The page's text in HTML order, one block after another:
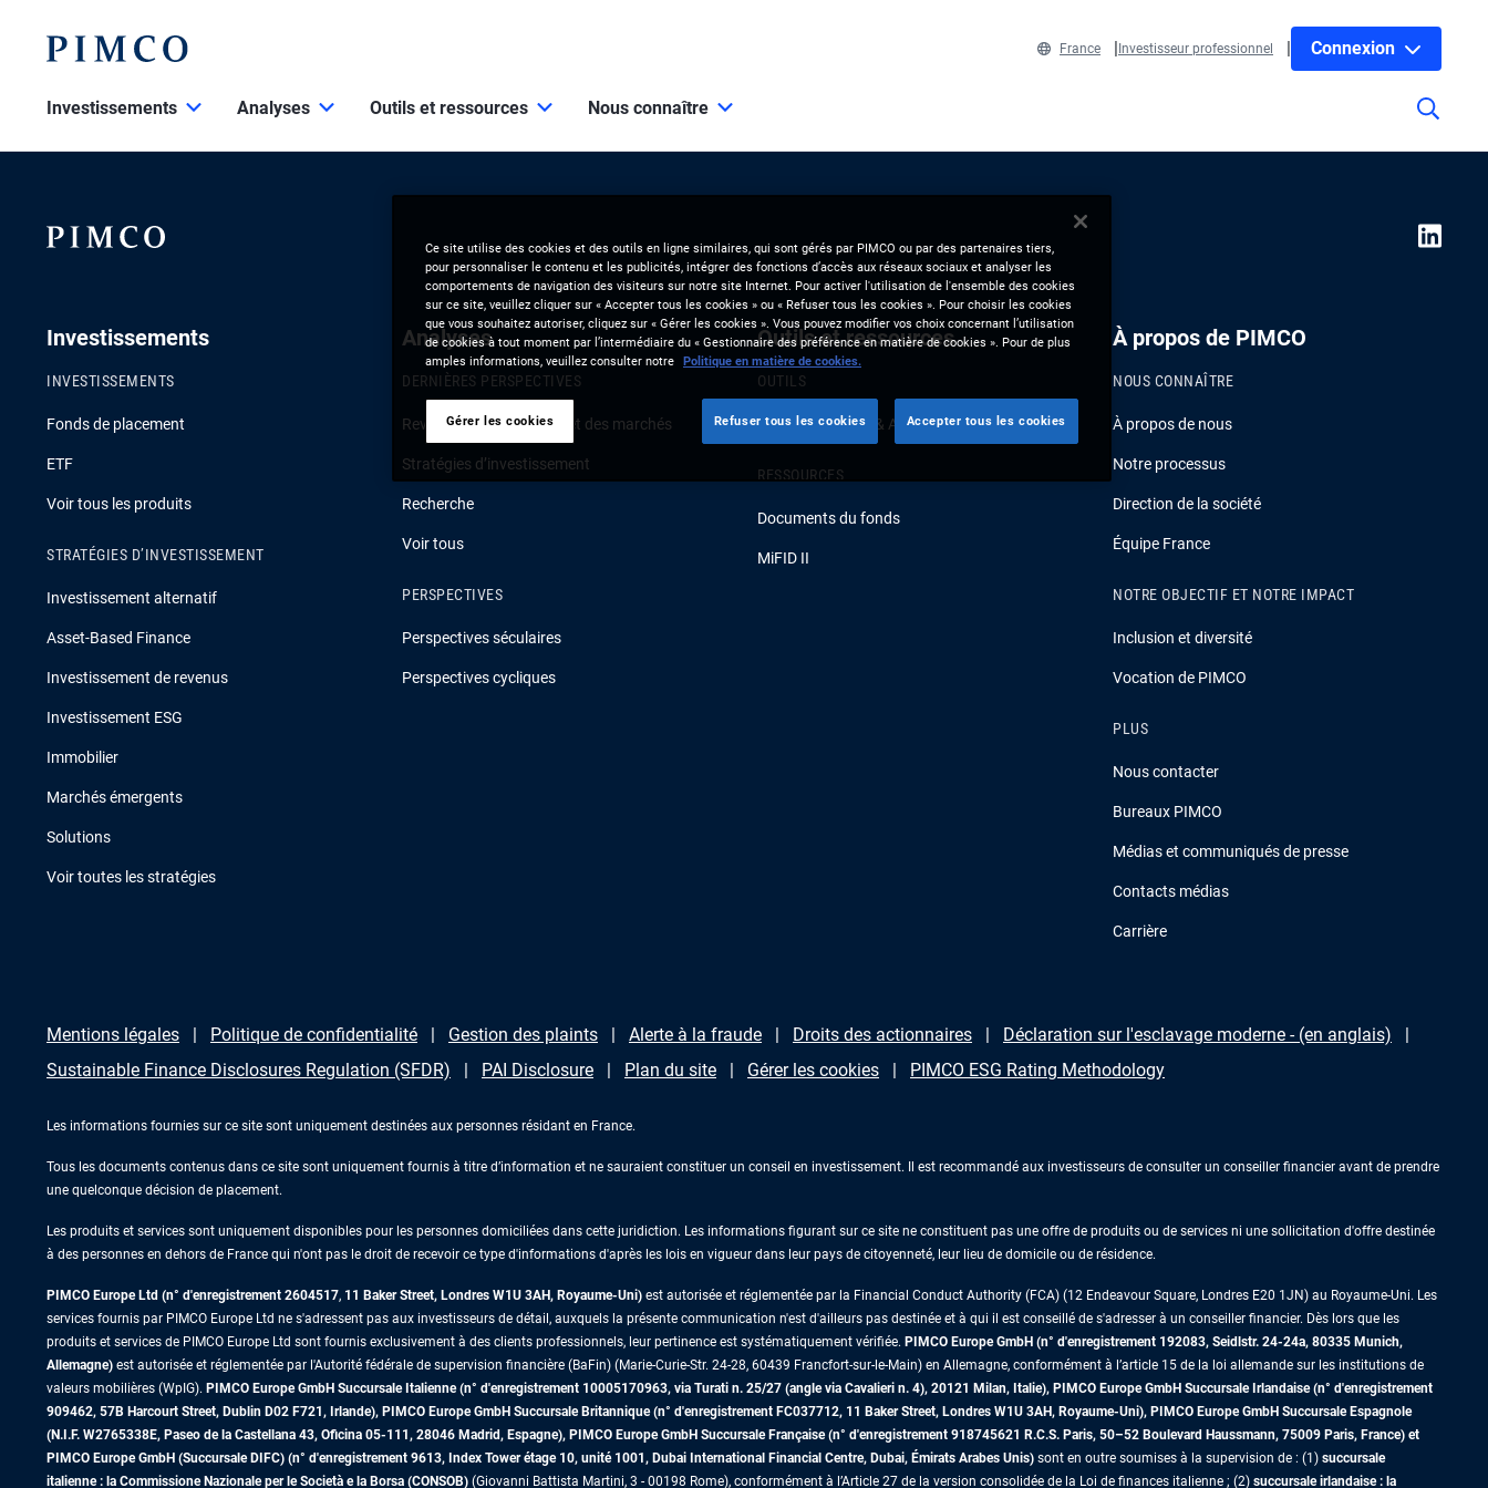
France Investisseur professionnel Connexion
Investissements Analyses Outils et ressources Nous connaître
Investissements
INVESTISSEMENTS
Fonds de placement
ETF
Voir tous les produits
STRATÉGIES D’INVESTISSEMENT
Investissement alternatif
Asset-Based Finance
Investissement de revenus
Investissement ESG
Immobilier
Marchés émergents
Solutions
Voir toutes les stratégies
Analyses
DERNIÈRES PERSPECTIVES
Revue de la conjoncture et des marchés
Stratégies d’investissement
Recherche
Voir tous
PERSPECTIVES
Perspectives séculaires
Perspectives cycliques
Outils et ressources
OUTILS
Clients Solutions & Analytics
RESSOURCES
Documents du fonds
MiFID II
À propos de PIMCO
NOUS CONNAÎTRE
À propos de nous
Notre processus
Direction de la société
Équipe France
NOTRE OBJECTIF ET NOTRE IMPACT
Inclusion et diversité
Vocation de PIMCO
PLUS
Nous contacter
Bureaux PIMCO
Médias et communiqués de presse
Contacts médias
Carrière
Mentions légales Politique de confidentialité Gestion des plaints Alerte à la fraude Droits des actionnaires
Déclaration sur l'esclavage moderne - (en anglais)
Sustainable Finance Disclosures Regulation (SFDR)
PAI Disclosure Plan du site Gérer les cookies PIMCO ESG Rating Methodology
Les informations fournies sur ce site sont uniquement destinées aux personnes résidant en France.
Tous les documents contenus dans ce site sont uniquement fournis à titre d’information et ne sauraient constituer un conseil en investissement. Il est recommandé aux investisseurs de consulter un conseiller financier avant de prendre
une quelconque décision de placement.
Les produits et services sont uniquement disponibles pour les personnes domiciliées dans cette juridiction. Les informations figurant sur ce site ne constituent pas une offre de produits ou de services ni une sollicitation d'offre destinée
à des personnes en dehors de France qui n'ont pas le droit de recevoir ce type d'informations d'après les lois en vigueur dans leur pays de citoyenneté, leur lieu de domicile ou de résidence.
PIMCO Europe Ltd (n° d'enregistrement 2604517, 11 Baker Street, Londres W1U 3AH, Royaume-Uni) est autorisée et réglementée par la Financial Conduct Authority (FCA) (12 Endeavour Square, Londres E20 1JN) au Royaume-Uni. Les
services fournis par PIMCO Europe Ltd ne s'adressent pas aux investisseurs de détail, auxquels la présente communication n'est d'ailleurs pas destinée et à qui il est conseillé de s'adresser à un conseiller financier. Dès lors que les
produits et services de PIMCO Europe Ltd sont fournis exclusivement à des clients professionnels, leur pertinence est systématiquement vérifiée. PIMCO Europe GmbH (n° d'enregistrement 192083, Seidlstr. 24-24a, 80335 Munich,
Allemagne) est autorisée et réglementée par l'Autorité fédérale de supervision financière (BaFin) (Marie-Curie-Str. 24-28, 60439 Francfort-sur-le-Main) en Allemagne, conformément à l’article 15 de la loi allemande sur les institutions de
valeurs mobilières (WpIG). PIMCO Europe GmbH Succursale Italienne (n° d'enregistrement 10005170963, via Turati n. 25/27 (angle via Cavalieri n. 4), 20121 Milan, Italie), PIMCO Europe GmbH Succursale Irlandaise (n° d'enregistrement
909462, 57B Harcourt Street, Dublin D02 F721, Irlande), PIMCO Europe GmbH Succursale Britannique (n° d'enregistrement FC037712, 11 Baker Street, Londres W1U 3AH, Royaume-Uni), PIMCO Europe GmbH Succursale Espagnole
(N.I.F. W2765338E, Paseo de la Castellana 43, Oficina 05-111, 28046 Madrid, Espagne), PIMCO Europe GmbH Succursale Française (n° d'enregistrement 918745621 R.C.S. Paris, 50–52 Boulevard Haussmann, 75009 Paris, France) et
PIMCO Europe GmbH (Succursale DIFC) (n° d'enregistrement 9613, Index Tower étage 10, unité 1001, Dubai International Financial Centre, Dubai, Émirats Arabes Unis) sont en outre soumises à la supervision de : (1) succursale
italienne : la Commissione Nazionale per le Società e la Borsa (CONSOB) (Giovanni Battista Martini, 3 - 00198 Rome), conformément à l’Article 27 de la version consolidée de la Loi de finances italienne ; (2) succursale irlandaise : la
Ce site utilise des cookies et des outils en ligne similaires, qui sont gérés par PIMCO ou par des partenaires tiers,
pour personnaliser le contenu et les publicités, intégrer des fonctions d’accès aux réseaux sociaux et analyser les
comportements de navigation des visiteurs sur notre site Internet. Pour activer l'utilisation de l'ensemble des cookies
sur ce site, veuillez cliquer sur « Accepter tous les cookies » ou « Refuser tous les cookies ». Pour choisir les cookies
que vous souhaitez autoriser, cliquez sur « Gérer les cookies ». Vous pouvez modifier vos choix concernant l’utilisation
de cookies à tout moment par l’intermédiaire du « Gestionnaire des préférence en matière de cookies ». Pour de plus
amples informations, veuillez consulter notre Politique en matière de cookies.
Gérer les cookies Refuser tous les cookies Accepter tous les cookies